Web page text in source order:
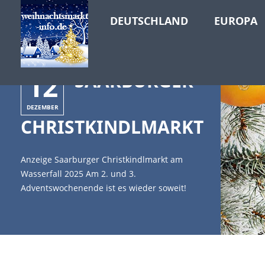
DEUTSCHLAND EUROPA
12
DEZEMBER
SAARBURGER
CHRISTKINDLMARKT
Anzeige Saarburger Christkindlmarkt am
Wasserfall 2025 Am 2. und 3.
Adventswochenende ist es wieder soweit!